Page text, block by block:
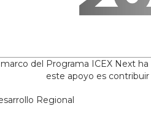
del Programa ICEX Next
este apoyo es
Regional